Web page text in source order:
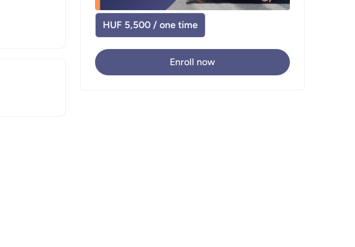
HUF 5,500 / one time
Enroll now